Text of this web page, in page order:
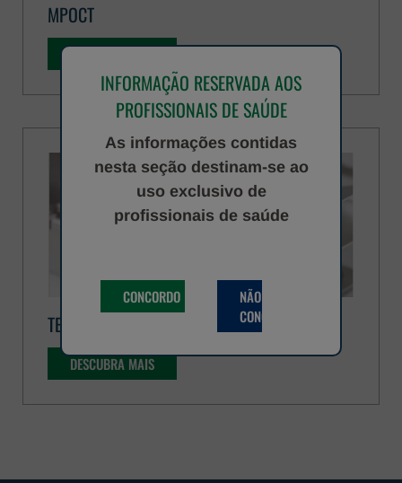
INFORMAÇÃO RESERVADA AOS
PROFISSIONAIS DE SAÚDE
As informações contidas
nesta seção destinam-se ao
uso exclusivo de
profissionais de saúde
CONCORDO
NÃO
CONCORDO
MPOCT
TESTES SINDRÓMICOS
DESCUBRA MAIS